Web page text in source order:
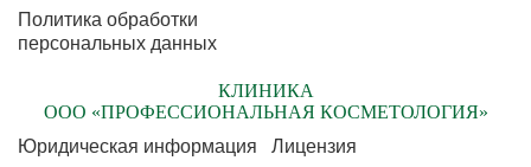
Политика обработки
персональных данных
КЛИНИКА
ООО «ПРОФЕССИОНАЛЬНАЯ КОСМЕТОЛОГИЯ»
Юридическая информация
Лицензия